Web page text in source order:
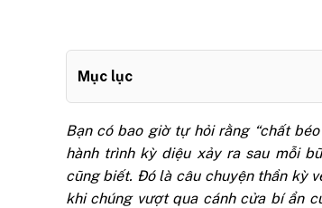
Mục lục
Bạn có bao giờ tự hỏi rằng “chất
hành trình kỳ diệu xảy ra sau mỗi
cũng biết. Đó là câu chuyện thần kỳ
khi chúng vượt qua cánh cửa bí ẩn